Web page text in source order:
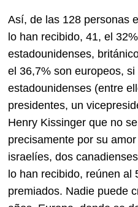
Así, de las 128 personas
lo han recibido, 41, el
estadounidenses,
el 36,7% son europeos,
estadounidenses (entre
presidentes, un
Henry Kissinger que no
precisamente por su
israelíes, dos
lo han recibido, reúnen al
premiados. Nadie puede